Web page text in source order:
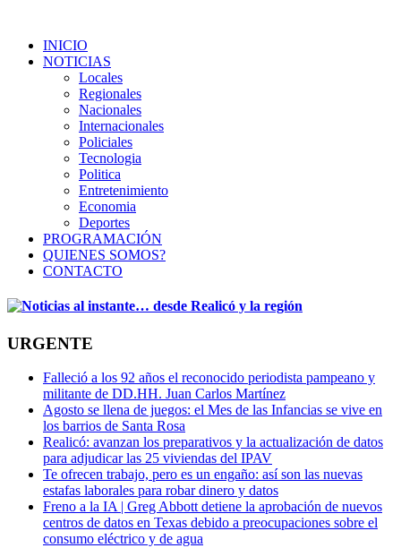
INICIO
NOTICIAS
Locales
Regionales
Nacionales
Internacionales
Policiales
Tecnologia
Politica
Entretenimiento
Economia
Deportes
PROGRAMACIÓN
QUIENES SOMOS?
CONTACTO
URGENTE
Falleció a los 92 años el reconocido periodista pampeano y
militante de DD.HH. Juan Carlos Martínez
Agosto se llena de juegos: el Mes de las Infancias se vive en
los barrios de Santa Rosa
Realicó: avanzan los preparativos y la actualización de datos
para adjudicar las 25 viviendas del IPAV
Te ofrecen trabajo, pero es un engaño: así son las nuevas
estafas laborales para robar dinero y datos
Freno a la IA | Greg Abbott detiene la aprobación de nuevos
centros de datos en Texas debido a preocupaciones sobre el
consumo eléctrico y de agua